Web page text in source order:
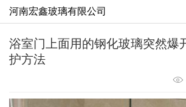
河南宏鑫玻璃有限公司
浴室门上面用的钢化玻璃突然爆
护方法